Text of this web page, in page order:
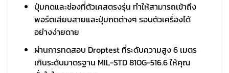
ปุ่มกดและช่องที่ตัวเคสตรงรุ่น ทำให้สามารถเข้าถึง
พอร์ตเสียบสายและปุ่มกดต่างๆ รอบตัวเครื่องได้
อย่างง่ายดาย
ผ่านการทดสอบ Droptest ที่ระดับความสูง 6 เมตร
เกินระดับมาตรฐาน MIL-STD 810G-516.6 ให้คุณ